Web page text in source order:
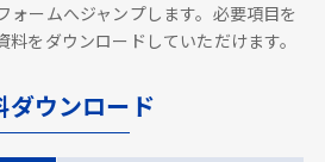
ォームへジャンプします。必要項目を
をダウンロードしていただけます。
ダウンロード